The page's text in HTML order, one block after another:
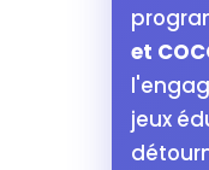
et
jeux